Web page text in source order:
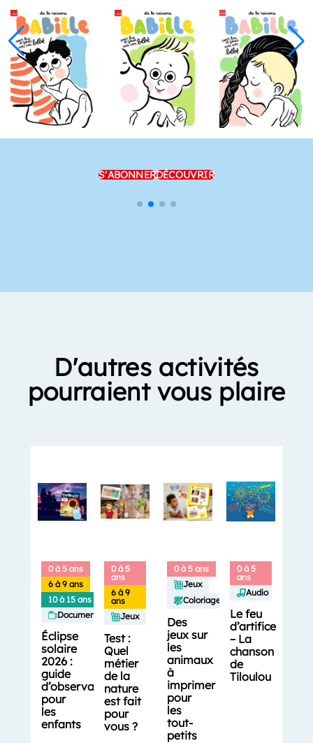
S'ABONNERDÉCOUVRIR
D'autres activités
pourraient vous plaire
0 à 5 ans
6 à 9 ans
10 à 15 ans
Documentaires
Éclipse
solaire
2026 :
guide
d’observation
pour
les
enfants
0 à 5
ans
6 à 9
ans
Jeux
Test :
Quel
métier
de la
nature
est fait
pour
vous ?
0 à 5 ans
Jeux
Coloriages
Des
jeux sur
les
animaux
à
imprimer
pour
les
tout-
petits
0 à 5
ans
Audio
Le feu
d’artifice
– La
chanson
de
Tiloulou